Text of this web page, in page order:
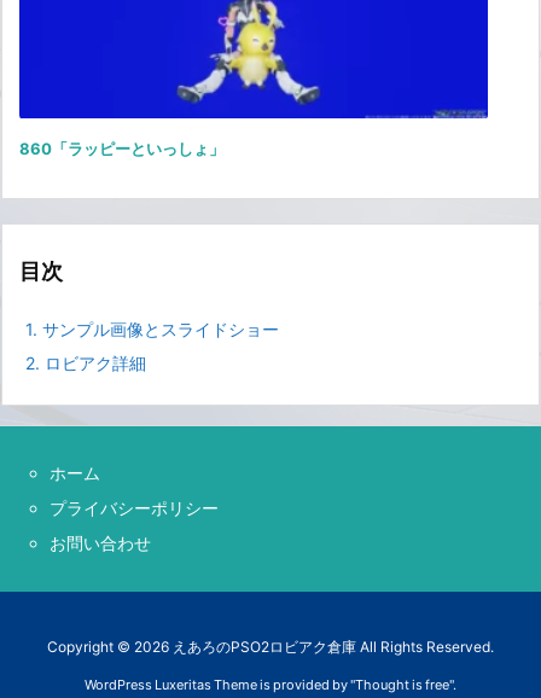
860「ラッピーといっしょ」
目次
1. サンプル画像とスライドショー
2. ロビアク詳細
ホーム
プライバシーポリシー
お問い合わせ
Copyright © 2026 えあろのPSO2ロビアク倉庫 All Rights Reserved.
WordPress Luxeritas Theme is provided by "Thought is free".